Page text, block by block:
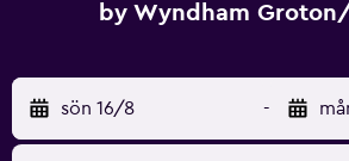
by Wyndham
sön 16/8 -